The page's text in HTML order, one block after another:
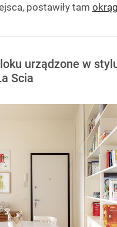
postawiły tam
urządzone w
Scia